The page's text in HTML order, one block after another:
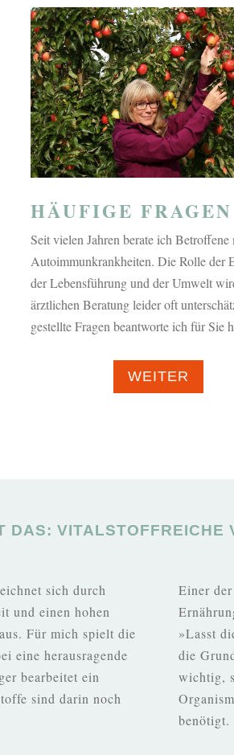
HÄUFIGE FRAGEN
Seit vielen Jahren berate ich Betroffene
Autoimmunkrankheiten. Die Rolle der
der Lebensführung und der Umwelt
ärztlichen Beratung leider oft
gestellte Fragen beantworte ich für Sie
WEITER
DAS: VITALSTOFFREICHE
sich durch
und einen hohen
Für mich spielt die
eine herausragende
bearbeitet ein
sind darin noch
Einer
»Lasst
die
wichtig,
benötigt.